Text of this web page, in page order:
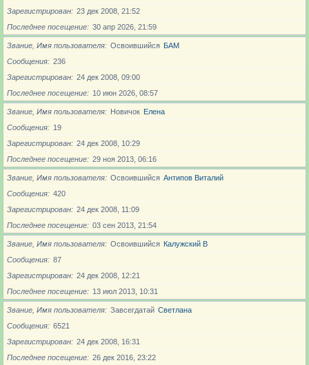
Зарегистрирован
23 дек 2008, 21:52
Последнее посещение
30 апр 2026, 21:59
Звание, Имя пользователя Освоившийся БАМ
Сообщения
236
Зарегистрирован
24 дек 2008, 09:00
Последнее посещение
10 июн 2026, 08:57
Звание, Имя пользователя Новичoк Елена
Сообщения
19
Зарегистрирован
24 дек 2008, 10:29
Последнее посещение
29 ноя 2013, 06:16
Звание, Имя пользователя Освоившийся Антипов Виталий
Сообщения
420
Зарегистрирован
24 дек 2008, 11:09
Последнее посещение
03 сен 2013, 21:54
Звание, Имя пользователя Освоившийся Калужский В
Сообщения
87
Зарегистрирован
24 дек 2008, 12:21
Последнее посещение
13 июл 2013, 10:31
Звание, Имя пользователя Завсегдатай Светлана
Сообщения
6521
Зарегистрирован
24 дек 2008, 16:31
Последнее посещение
26 дек 2016, 23:22